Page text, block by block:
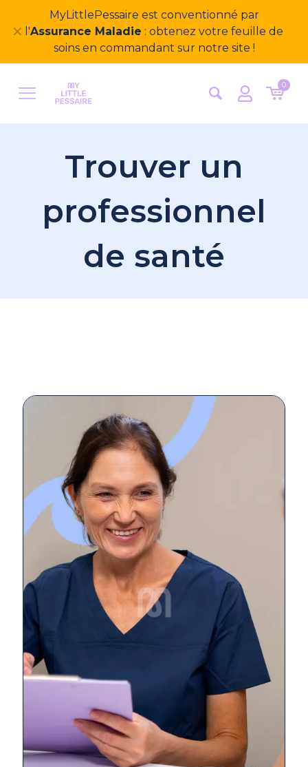
MyLittlePessaire est conventionné par
l'Assurance Maladie : obtenez votre feuille de
soins en commandant sur notre site !
✕
0
Trouver un
professionnel
de santé